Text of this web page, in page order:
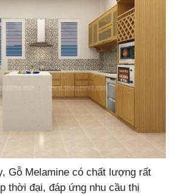
Gỗ Melamine có chất lượng rất
thời đại, đáp ứng nhu cầu thị